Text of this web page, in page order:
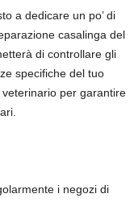
a dedicare un po’ di
casalinga del
di controllare gli
specifiche del tuo
per garantire
i negozi di